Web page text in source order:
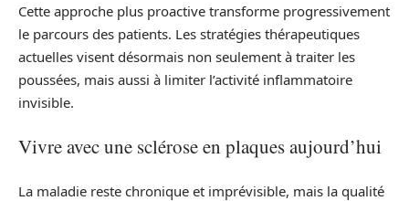
Cette approche plus proactive transforme progressivement
le parcours des patients. Les stratégies thérapeutiques
actuelles visent désormais non seulement à traiter les
poussées, mais aussi à limiter l’activité inflammatoire
invisible.
Vivre avec une sclérose en plaques aujourd’hui
La maladie reste chronique et imprévisible, mais la qualité